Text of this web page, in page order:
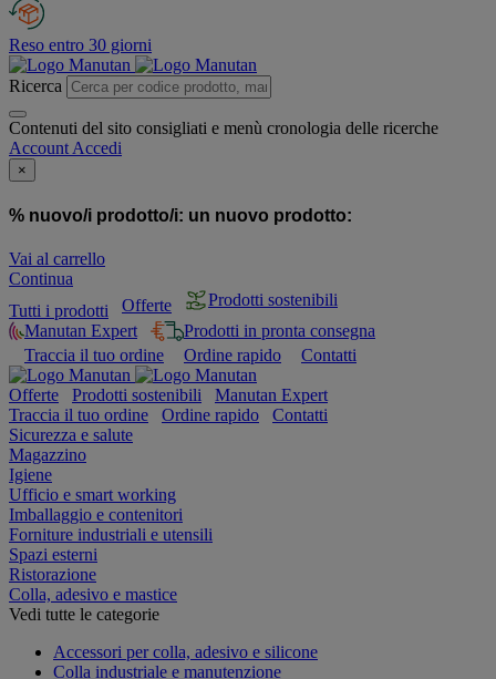
Reso entro 30 giorni
Ricerca
Contenuti del sito consigliati e menù cronologia delle ricerche
Account Accedi
×
% nuovo/i prodotto/i: un nuovo prodotto:
Vai al carrello
Continua
Tutti i prodotti
Offerte
Prodotti sostenibili
Manutan Expert
Prodotti in pronta consegna
Traccia il tuo ordine
Ordine rapido Contatti
Offerte Prodotti sostenibili
Manutan Expert
Traccia il tuo ordine
Ordine rapido
Contatti
Sicurezza e salute
Magazzino
Igiene
Ufficio e smart working
Imballaggio e contenitori
Forniture industriali e utensili
Spazi esterni
Ristorazione
Colla, adesivo e mastice
Vedi tutte le categorie
Accessori per colla, adesivo e silicone
Colla industriale e manutenzione